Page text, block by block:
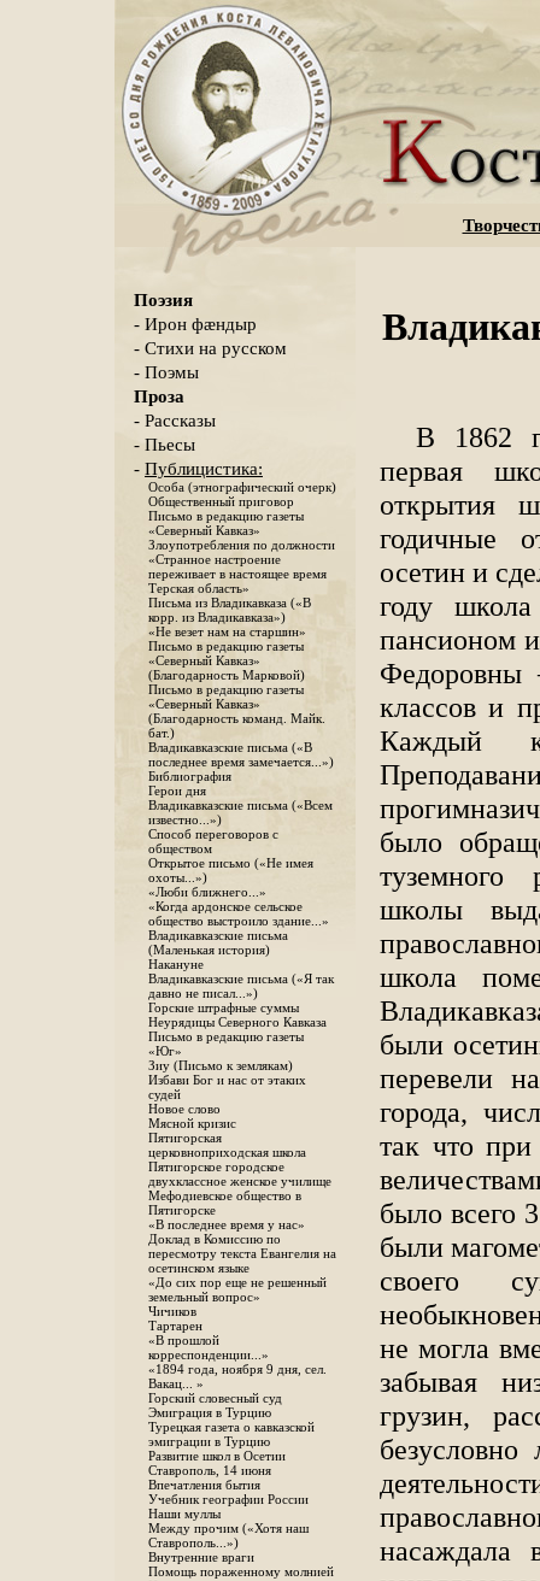
Поэзия
- Ирон фæндыр
- Стихи на русском
- Поэмы
Проза
- Рассказы
- Пьесы
- Публицистика:
Особа (этнографический очерк)
Общественный приговор
Письмо в редакцию газеты
«Северный Кавказ»
Злоупотребления по должности
«Странное настроение
переживает в настоящее время
Терская область»
Письма из Владикавказа («В
корр. из Владикавказа»)
«Не везет нам на старшин»
Письмо в редакцию газеты
«Северный Кавказ»
(Благодарность Марковой)
Письмо в редакцию газеты
«Северный Кавказ»
(Благодарность команд. Майк.
бат.)
Владикавказские письма («В
последнее время замечается...»)
Библиография
Герои дня
Владикавказские письма («Всем
известно...»)
Способ переговоров с
обществом
Открытое письмо («Не имея
охоты...»)
«Люби ближнего...»
«Когда ардонское сельское
общество выстроило здание...»
Владикавказские письма
(Маленькая история)
Накануне
Владикавказские письма («Я так
давно не писал...»)
Горские штрафные суммы
Неурядицы Северного Кавказа
Письмо в редакцию газеты
«Юг»
Зиу (Письмо к землякам)
Избави Бог и нас от этаких
судей
Новое слово
Мясной кризис
Пятигорская
церковноприходская школа
Пятигорское городское
двухклассное женское училище
Мефодиевское общество в
Пятигорске
«В последнее время у нас»
Доклад в Комиссию по
пересмотру текста Евангелия на
осетинском языке
«До сих пор еще не решенный
земельный вопрос»
Чичиков
Тартарен
«В прошлой
корреспонденции...»
«1894 года, ноября 9 дня, сел.
Вакац... »
Горский словесный суд
Эмиграция в Турцию
Турецкая газета о кавказской
эмиграции в Турцию
Развитие школ в Осетии
Ставрополь, 14 июня
Впечатления бытия
Учебник географии России
Наши муллы
Между прочим («Хотя наш
Ставрополь...»)
Внутренние враги
Помощь пораженному молнией
В 1862
первая
открытия
годичные
осетин и
году
пансионом
Федоровны
классов и
Каждый
было
туземного
школы
школа
были
перевели
города,
так что
было всего
были
своего
не могла
забывая
грузин,
насаждала